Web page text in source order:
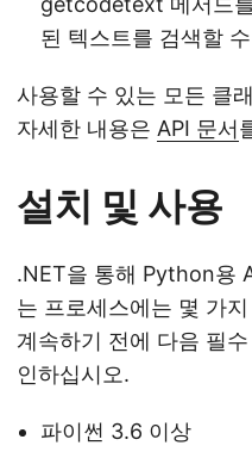
된 텍스트를 검색할
사용할 수 있는 모든 클
자세한 내용은 API 문서
설치 및 사용
.NET을 통해 Python용
는 프로세스에는 몇 가
계속하기 전에 다음 필
인하십시오.
파이썬 3.6 이상